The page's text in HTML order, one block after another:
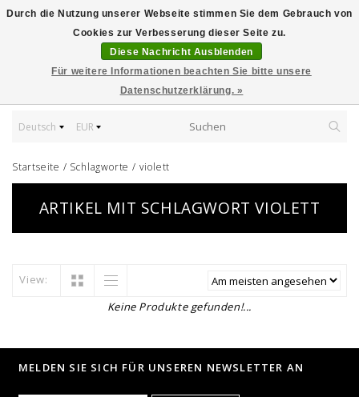
Deutsch EUR
Startseite / Schlagworte / violett
ARTIKEL MIT SCHLAGWORT VIOLETT
View:
Keine Produkte gefunden!...
Durch die Nutzung unserer Webseite stimmen Sie dem Gebrauch von
Cookies zur Verbesserung dieser Seite zu.
Diese Nachricht Ausblenden
Für weitere Informationen beachten Sie bitte unsere
Datenschutzerklärung. »
MELDEN SIE SICH FÜR UNSEREN NEWSLETTER AN